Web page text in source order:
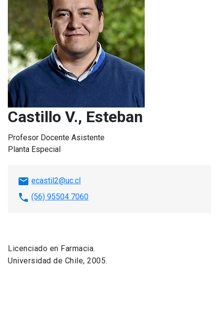
Castillo V., Esteban
Profesor Docente Asistente
Planta Especial
email ecastil2@uc.cl
phone (56) 95504 7060
Licenciado en Farmacia.
Universidad de Chile, 2005.